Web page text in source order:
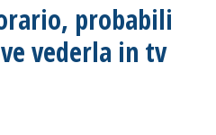
probabili
vederla in tv